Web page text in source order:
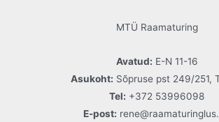
MTÜ Raamaturing
Avatud: E-N 11-16
Asukoht: Sõpruse pst 249/251,
Tel: +372 53996098
E-post: